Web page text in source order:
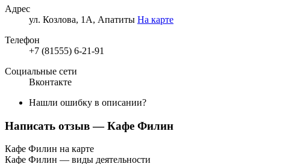
Адрес
ул. Козлова, 1А, Апатиты На карте
Телефон
+7 (81555) 6-21-91
Социальные сети
Вконтакте
Нашли ошибку в описании?
Написать отзыв— Кафе Филин
Кафе Филин на карте
Кафе Филин — виды деятельности